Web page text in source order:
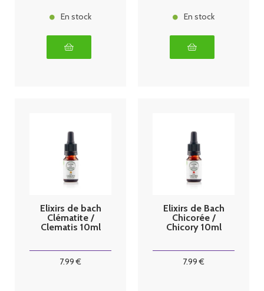
En stock En stock
Elixirs de bach
Clématite /
Clematis 10ml
7.99 €
Elixirs de Bach
Chicorée /
Chicory 10ml
7.99 €